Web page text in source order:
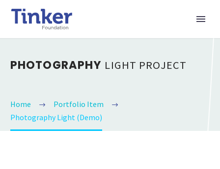
PHOTOGRAPHY LIGHT PROJECT
Home
Portfolio Item
Photography Light (Demo)